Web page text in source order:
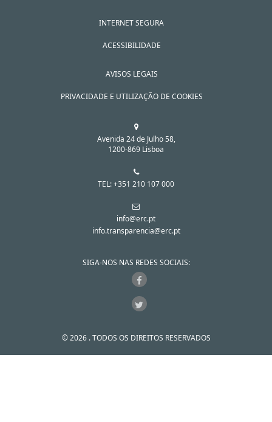
INTERNET SEGURA
ACESSIBILIDADE
AVISOS LEGAIS
PRIVACIDADE E UTILIZAÇÃO DE COOKIES
Avenida 24 de Julho 58,
1200-869 Lisboa
TEL: +351 210 107 000
info@erc.pt
info.transparencia@erc.pt
SIGA-NOS NAS REDES SOCIAIS:
© 2026 . TODOS OS DIREITOS RESERVADOS